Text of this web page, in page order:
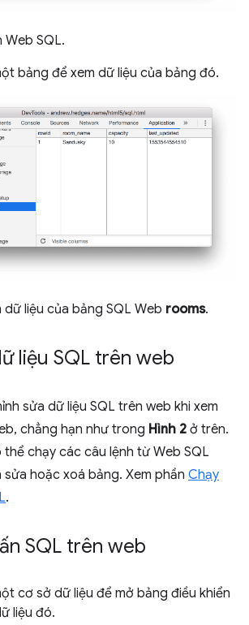
Web SQL.
bảng để xem dữ liệu của bảng đó.
dữ liệu của bảng SQL Web rooms.
liệu SQL trên web
sửa dữ liệu SQL trên web khi xem
chẳng hạn như trong Hình 2 ở trên.
thể chạy các câu lệnh từ Web SQL
hoặc xoá bảng. Xem phần Chạy
.
SQL trên web
cơ sở dữ liệu để mở bảng điều khiển
liệu đó.